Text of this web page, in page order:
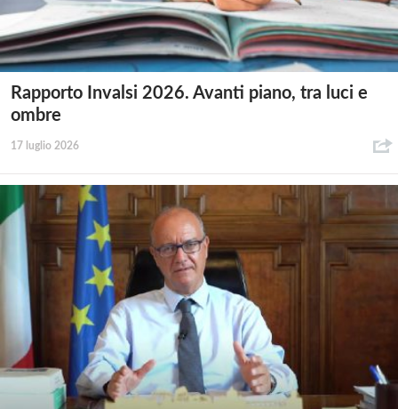
Rapporto Invalsi 2026. Avanti piano, tra luci e
ombre
17 luglio 2026